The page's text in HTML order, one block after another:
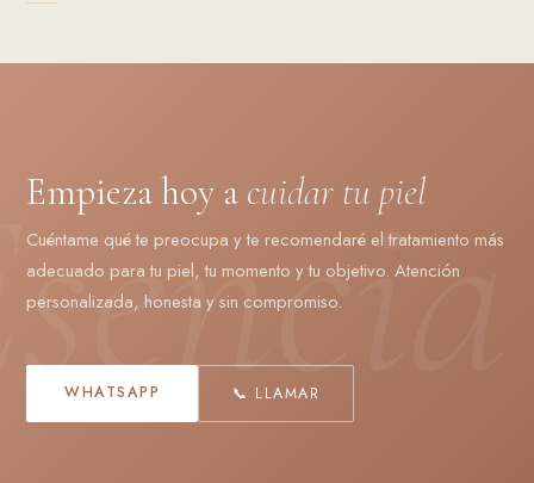
Empieza hoy a cuidar tu piel
Cuéntame qué te preocupa y te recomendaré el tratamiento más
adecuado para tu piel, tu momento y tu objetivo. Atención
personalizada, honesta y sin compromiso.
WHATSAPP 📞 LLAMAR